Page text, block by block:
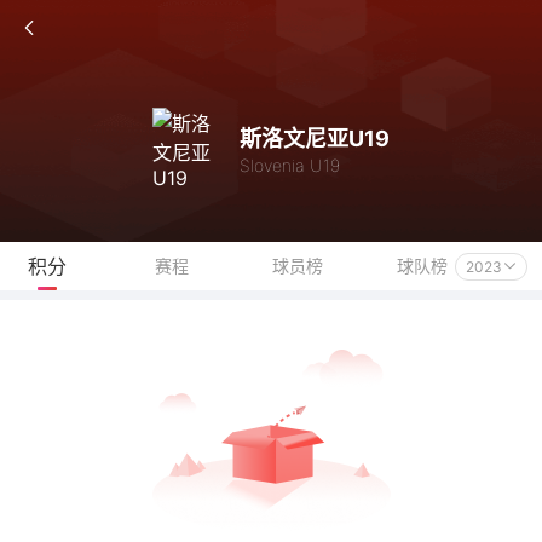
斯洛文尼亚U19
Slovenia U19
积分 赛程 球员榜 球队榜 2023